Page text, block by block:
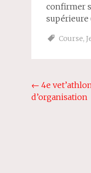
confirmer
supérieure
Course,
de
← 4e
d’organisation